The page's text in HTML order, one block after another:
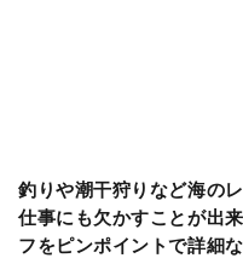
釣りや潮干狩りなど海の
仕事にも欠かすことが出
フをピンポイントで詳細